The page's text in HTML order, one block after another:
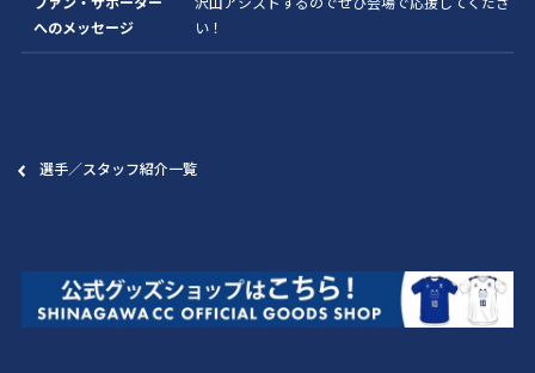
へのメッセージ
い！
選手／スタッフ紹介一覧